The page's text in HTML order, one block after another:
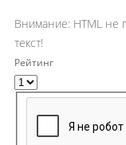
Внимание: HTML не
текст!
Рейтинг